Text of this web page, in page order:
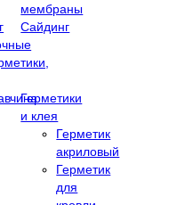
мембраны
Сайдинг
Герметики
и клея
Герметик
акриловый
Герметик
для